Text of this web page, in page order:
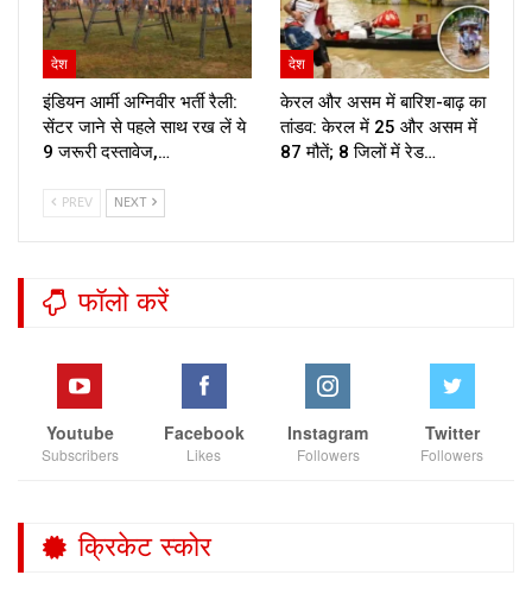
देश
इंडियन आर्मी अग्निवीर भर्ती रैली:
सेंटर जाने से पहले साथ रख लें ये
9 जरूरी दस्तावेज,…
देश
केरल और असम में बारिश-बाढ़ का
तांडव: केरल में 25 और असम में
87 मौतें; 8 जिलों में रेड…
PREV NEXT
फॉलो करें
Youtube
Subscribers
Facebook
Likes
Instagram
Followers
Twitter
Followers
क्रिकेट स्कोर